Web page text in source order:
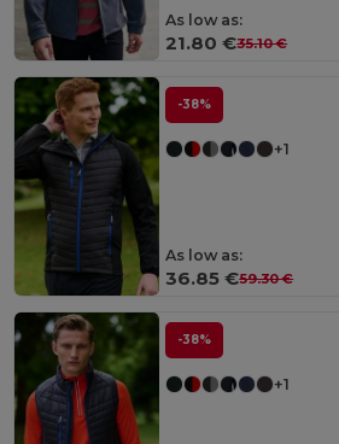
As low as:
21.80 €35.10 €
-38%
+1
As low as:
36.85 €59.30 €
-38%
+1